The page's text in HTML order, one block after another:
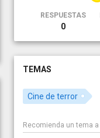
RESPUESTAS
0
TEMAS
Cine de terror